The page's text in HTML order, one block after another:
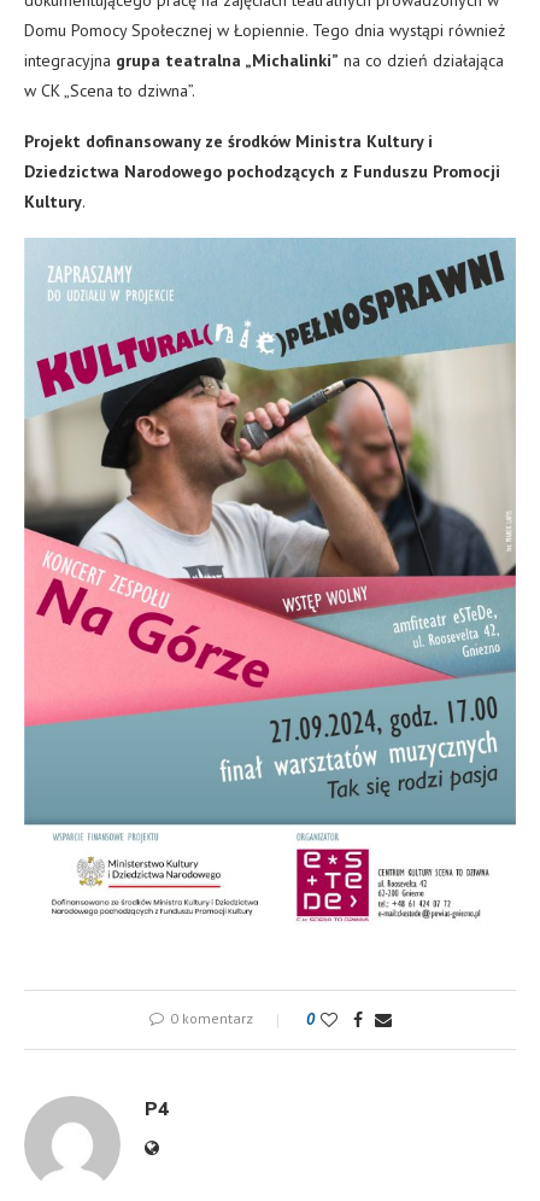
Domu Pomocy Społecznej w Łopiennie. Tego dnia wystąpi również
integracyjna grupa teatralna „Michalinki” na co dzień działająca
w CK „Scena to dziwna”.
Projekt dofinansowany ze środków Ministra Kultury i
Dziedzictwa Narodowego pochodzących z Funduszu Promocji
Kultury.
0 komentarz 0
P4